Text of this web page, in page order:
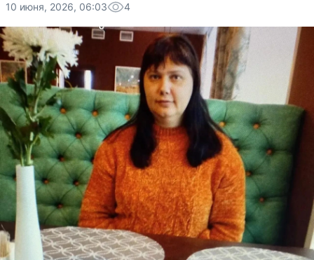
10 июня, 2026, 06:03 4